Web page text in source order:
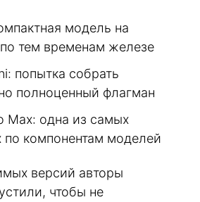
модель на
тем временам железе
попытка собрать
полноценный флагман
Max: одна из самых
компонентам моделей
версий авторы
чтобы не